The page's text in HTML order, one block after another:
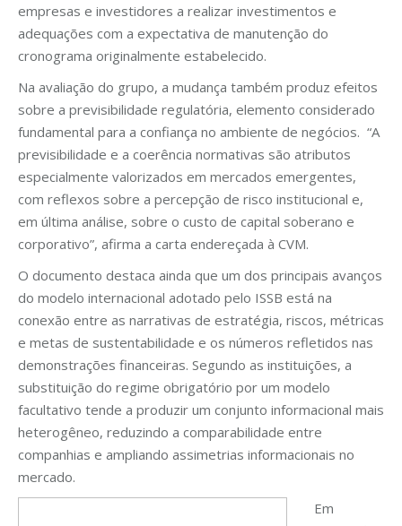
empresas e investidores a realizar investimentos e
adequações com a expectativa de manutenção do
cronograma originalmente estabelecido.
Na avaliação do grupo, a mudança também produz efeitos
sobre a previsibilidade regulatória, elemento considerado
fundamental para a confiança no ambiente de negócios. “A
previsibilidade e a coerência normativas são atributos
especialmente valorizados em mercados emergentes,
com reflexos sobre a percepção de risco institucional e,
em última análise, sobre o custo de capital soberano e
corporativo”, afirma a carta endereçada à CVM.
O documento destaca ainda que um dos principais avanços
do modelo internacional adotado pelo ISSB está na
conexão entre as narrativas de estratégia, riscos, métricas
e metas de sustentabilidade e os números refletidos nas
demonstrações financeiras. Segundo as instituições, a
substituição do regime obrigatório por um modelo
facultativo tende a produzir um conjunto informacional mais
heterogêneo, reduzindo a comparabilidade entre
companhias e ampliando assimetrias informacionais no
mercado.
Em